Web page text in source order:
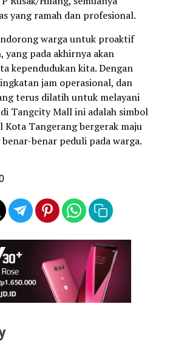
yang ramah dan profesional.
warga untuk proaktif
yang pada akhirnya akan
kependudukan kita. Dengan
jam operasional, dan
terus dilatih untuk melayani
Tangcity Mall ini adalah simbol
Kota Tangerang bergerak maju
benar peduli pada warga.